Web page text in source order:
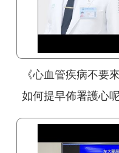
《心血管疾病不要
如何提早佈署護心